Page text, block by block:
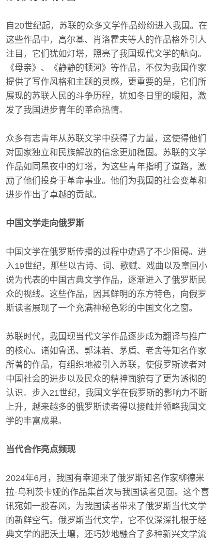
自20世纪起，苏联的众多文学作品纷纷进入我国。在
这些作品中，高尔基、肖洛霍夫等人的作品格外引人
注目，它们犹如灯塔，照亮了我国现代文学的航向。
《母亲》、《静静的顿河》等作品，不仅为我国作家
提供了写作风格和主题的灵感，更重要的是，它们所
展现的苏联人民的斗争历程，犹如冬日里的暖阳，激
发了我国进步青年的革命热情。
众多有志青年从苏联文学中获得了力量，这使得他们
对国家独立和民族解放的信念更加稳固。苏联的文学
作品如同黑夜中的灯塔，为这些青年指明了道路，激
励了他们投身于革命事业。他们为我国的社会变革和
进步作出了卓越的贡献。
中国文学走向俄罗斯
中国文学在俄罗斯传播的过程中遭遇了不少阻碍。进
入19世纪，那些以古诗、词、歌赋、戏曲以及章回小
说为代表的中国古典文学作品，逐渐进入了俄罗斯民
众的视线。这些作品，因其鲜明的东方特色，向俄罗
斯读者展现了一个充满神秘色彩的中国文化之窗。
苏联时代，我国现当代文学作品逐步成为翻译与推广
的核心。诸如鲁迅、郭沫若、茅盾、老舍等知名作家
所著的作品，有组织地被引入苏联，使俄罗斯读者对
中国社会的进步以及民众的精神面貌有了更为透彻的
认识。步入21世纪，我国文学在俄罗斯的影响力不断
上升，越来越多的俄罗斯读者得以接触并领略我国文
学的丰富成果。
当代合作亮点频现
2024年6月，我国有幸迎来了俄罗斯知名作家柳德米
拉·乌利茨卡娅的作品集首次与我国读者见面。这个喜
讯宛如一股春风，为我国读者带来了俄罗斯当代文学
的新鲜空气。俄罗斯当代文学，它不仅深深扎根于经
典文学的肥沃土壤，还巧妙地融合了多种新兴文学流